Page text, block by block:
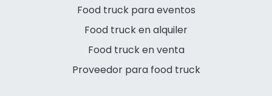
Food truck para eventos
Food truck en alquiler
Food truck en venta
Proveedor para food truck